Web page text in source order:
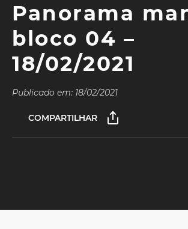
Panorama
bloco 04 –
18/02/2021
Publicado em: 18/02/2021
COMPARTILHAR